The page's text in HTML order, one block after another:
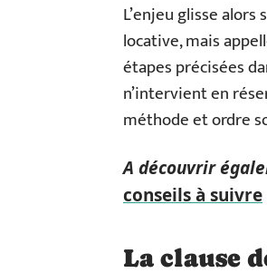
L’enjeu glisse
locative, mais
étapes précisées
n’intervient en
méthode et ordre
A découvrir
conseils à suivre
La clause